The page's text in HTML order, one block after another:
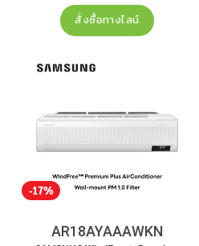
สั่งซื้อทางไลน์
-17%
AR18AYAAAWKN